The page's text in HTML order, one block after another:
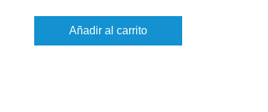
Añadir al carrito